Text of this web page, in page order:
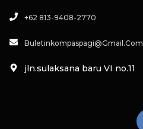
+62 813-9408-2770
Buletinkompaspagi@gmail.com
jln.sulaksana baru VI no.11